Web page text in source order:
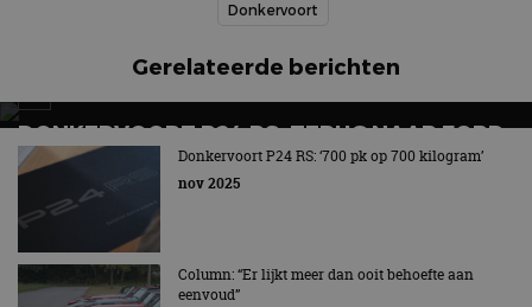
Donkervoort
Gerelateerde berichten
DONKERVOORT P24 RS: TERUG NAAR FORD-
MOTOR, STEVIGE PRIJS, EXTREEM SNEL
De sterkste Donkervoort ooit!
Donkervoort P24 RS: ‘700 pk op 700 kilogram’
nov 2025
Column: “Er lijkt meer dan ooit behoefte aan
eenvoud”